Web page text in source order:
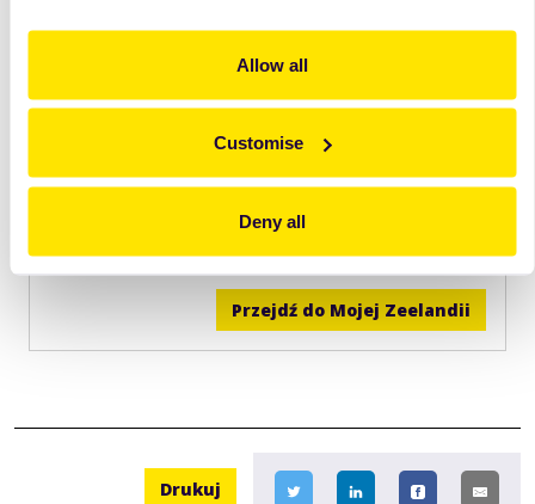
Allow all
Customise
Deny all
Zobacz składniki, receptury i wskazówki, które
Przejdź do Mojej Zeelandii
Drukuj